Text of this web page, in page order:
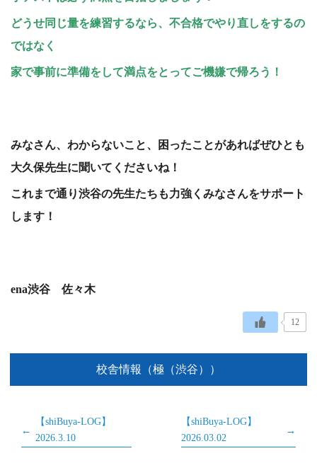
どうせ同じ量を練習するなら、不合格でやり直しをするの
ではなく
家で事前に準備をして満点をとってご機嫌で帰ろう！
みなさん、わからないこと、困ったことがあればぜひとも
大久保先生に聞いてくださいね！
これまで通り渋谷の先生たちも力強くみなさんをサポート
します！
ena渋谷 佐々木
12
校舎情報（極（渋谷））
【shiBuya-LOG】
2026.3.10
【shiBuya-LOG】
2026.03.02